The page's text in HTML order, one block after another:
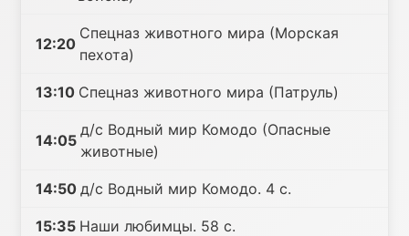
12:20
Спецназ животного мира (Морская
пехота)
13:10 Спецназ животного мира (Патруль)
14:05
д/с Водный мир Комодо (Опасные
животные)
14:50 д/с Водный мир Комодо. 4 с.
15:35 Наши любимцы. 58 с.